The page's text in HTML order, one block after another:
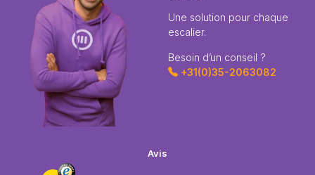
Une solution pour chaque
escalier.
Besoin d’un conseil ?
+31(0)35-2063082
Avis